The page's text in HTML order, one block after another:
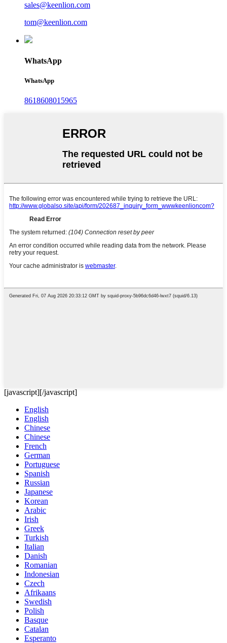
sales@keenlion.com
tom@keenlion.com
WhatsApp
WhatsApp
8618608015965
[javascript][/javascript]
English
English
Chinese
Chinese
French
German
Portuguese
Spanish
Russian
Japanese
Korean
Arabic
Irish
Greek
Turkish
Italian
Danish
Romanian
Indonesian
Czech
Afrikaans
Swedish
Polish
Basque
Catalan
Esperanto